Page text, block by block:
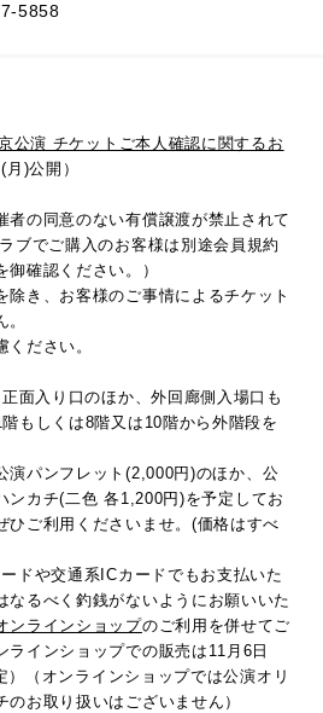
5858
公演 チケットご本人確認に関するお
月)公開）
の同意のない有償譲渡が禁止されて
ブでご購入のお客様は別途会員規約
御確認ください。）
き、お客様のご事情によるチケット
ださい。
面入り口のほか、外回廊側入場口も
もしくは8階又は10階から外階段を
演パンフレット(2,000円)のほか、公
ンカチ(二色 各1,200円)を予定してお
ひご利用くださいませ。(価格はすべ
ドや交通系ICカードでもお支払いた
なるべく釣銭がないようにお願いいた
ンラインショップのご利用を併せてご
ラインショップでの販売は11月6日
（オンラインショップでは公演オリ
お取り扱いはございません）